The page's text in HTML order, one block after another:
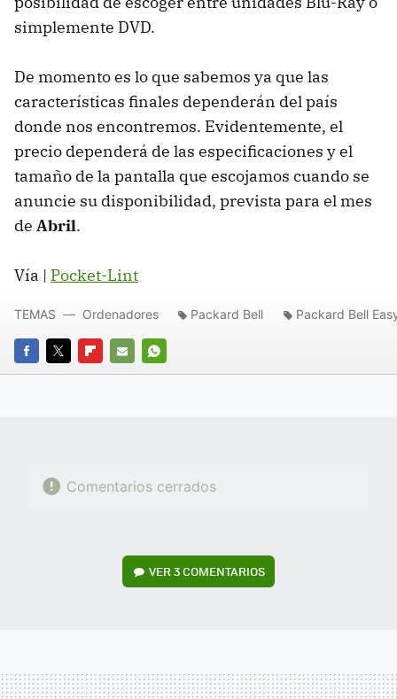
simplemente DVD.
De momento es lo que sabemos ya que las
características finales dependerán del país
donde nos encontremos. Evidentemente, el
precio dependerá de las especificaciones y el
tamaño de la pantalla que escojamos cuando se
anuncie su disponibilidad, prevista para el mes
de Abril.
Vía | Pocket-Lint
FACEBOOK
TWITTERFLIPBOARD
E-
WHATSAPP
TEMAS Ordenadores Packard Bell Packard Bell
Comentarios cerrados
VER3 COMENTARIOS